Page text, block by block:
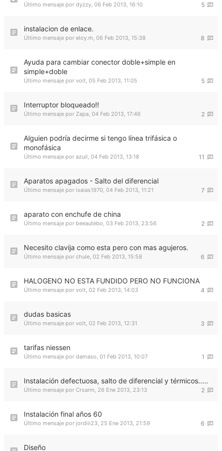
5
Último mensaje por dyzzy, 06 Feb 2013, 16:10
instalacion de enlace.
8
Último mensaje por eloy.m, 06 Feb 2013, 15:38
Ayuda para cambiar conector doble+simple en
simple+doble
5
Último mensaje por volt, 05 Feb 2013, 11:05
Interruptor bloqueado!!
2
Último mensaje por Zapa, 04 Feb 2013, 17:46
Alguien podría decirme si tengo línea trifásica o
monofásica
11
Último mensaje por azuil, 04 Feb 2013, 13:18
Aparatos apagados - Salto del diferencial
7
Último mensaje por isaias1970, 04 Feb 2013, 11:21
aparato con enchufe de china
2
Último mensaje por beeautebo, 03 Feb 2013, 23:56
Necesito clavija como esta pero con mas agujeros.
6
Último mensaje por chule, 02 Feb 2013, 15:58
HALOGENO NO ESTA FUNDIDO PERO NO FUNCIONA
4
Último mensaje por volt, 02 Feb 2013, 14:03
dudas basicas
3
Último mensaje por volt, 02 Feb 2013, 12:31
tarifas niessen
1
Último mensaje por damaso, 01 Feb 2013, 10:07
Instalación defectuosa, salto de diferencial y térmicos.....
2
Último mensaje por Crsarm, 26 Ene 2013, 23:13
Instalación final años 60
6
Último mensaje por jordiii23, 25 Ene 2013, 21:59
Diseño